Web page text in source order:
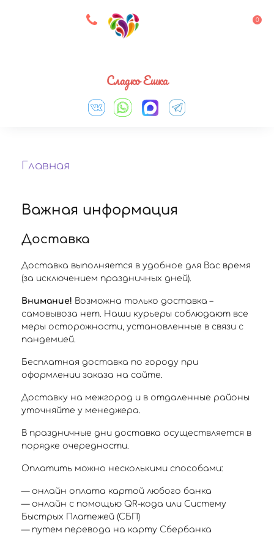
8 927 083 33 05 0
Сладко Ешка
Главная
Важная информация
Доставка
Доставка выполняется в удобное для Вас время
(за исключением праздничных дней).
Внимание! Возможна только доставка –
самовывоза нет. Наши курьеры соблюдают все
меры осторожности, установленные в связи с
пандемией.
Бесплатная доставка по городу при
оформлении заказа на сайте.
Доставку на межгород и в отдаленные районы
уточняйте у менеджера.
В праздничные дни доставка осуществляется в
порядке очередности.
Оплатить можно несколькими способами:
— онлайн оплата картой любого банка
— онлайн с помощью QR-кода или Систему
Быстрых Платежей (СБП)
— путем перевода на карту Сбербанка